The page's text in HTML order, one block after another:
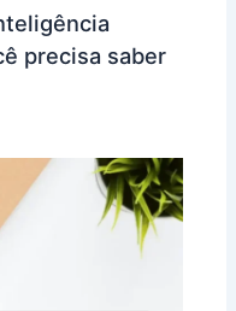
precisa saber